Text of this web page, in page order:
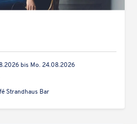
bis Mo. 24.08.2026
Strand­haus Bar